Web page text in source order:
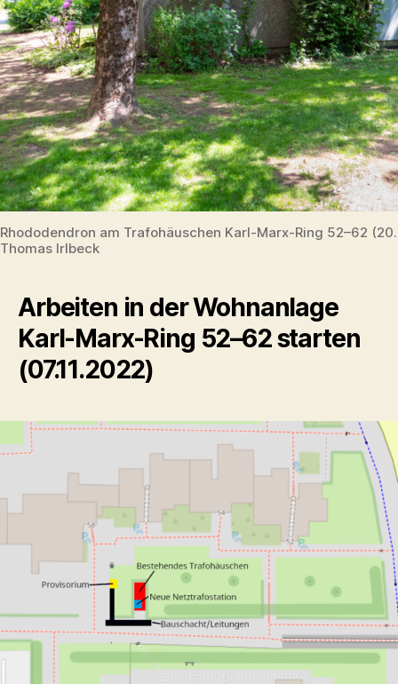
Rhododendron am Trafohäuschen Karl-Marx-Ring 52–62
Thomas Irlbeck
Arbeiten in der Wohnanlage
Karl-Marx-Ring 52–62 starten
(07.11.2022)